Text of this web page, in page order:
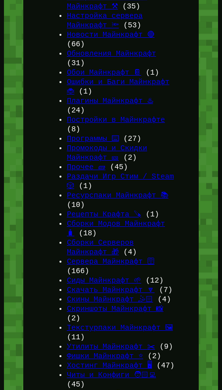
Майнкрафт ⚒️(35)
Настройка сервера
Майнкрафт 🔦 (53)
Новости Майнкрафт 🔴
(66)
Обновления Майнкрафт
(31)
Обои Майнкрафт 📔
(1)
Ошибки и Баги Майнкрафт
🐞(1)
Плагины Майнкрафт ♨️
(24)
Постройки в Майнкрафте
(8)
Программы ⌨️ (27)
Промокоды и Скидки
Майнкрафт 🎫
(2)
Прочее 🧱 (45)
Раздачи Игр Стим / Steam
🎲 (1)
Ресурспаки Майнкрафт 📚
(10)
Рецепты Крафта 🪚 (1)
Сборки Модов Майнкрафт
🧳
(18)
Сборки Серверов
Майнкрафт 🎁 (4)
Сервера Майнкрафт 🛜
(166)
Сиды Майнкрафт 🌱
(12)
Скачать Майнкрафт 🔽
(7)
Скины Майнкрафт 🤹🏻
(4)
Скриншоты Майнкрафт 📸
(2)
Текстурпаки Майнкрафт 🖼️
(11)
Утилиты Майнкрафт ✂️ (9)
Фишки Майнкрафт ⭐(2)
Хостинг Майнкрафт 🖥️ (47)
Читы и Конфиги 🧑🏻‍💻
(45)